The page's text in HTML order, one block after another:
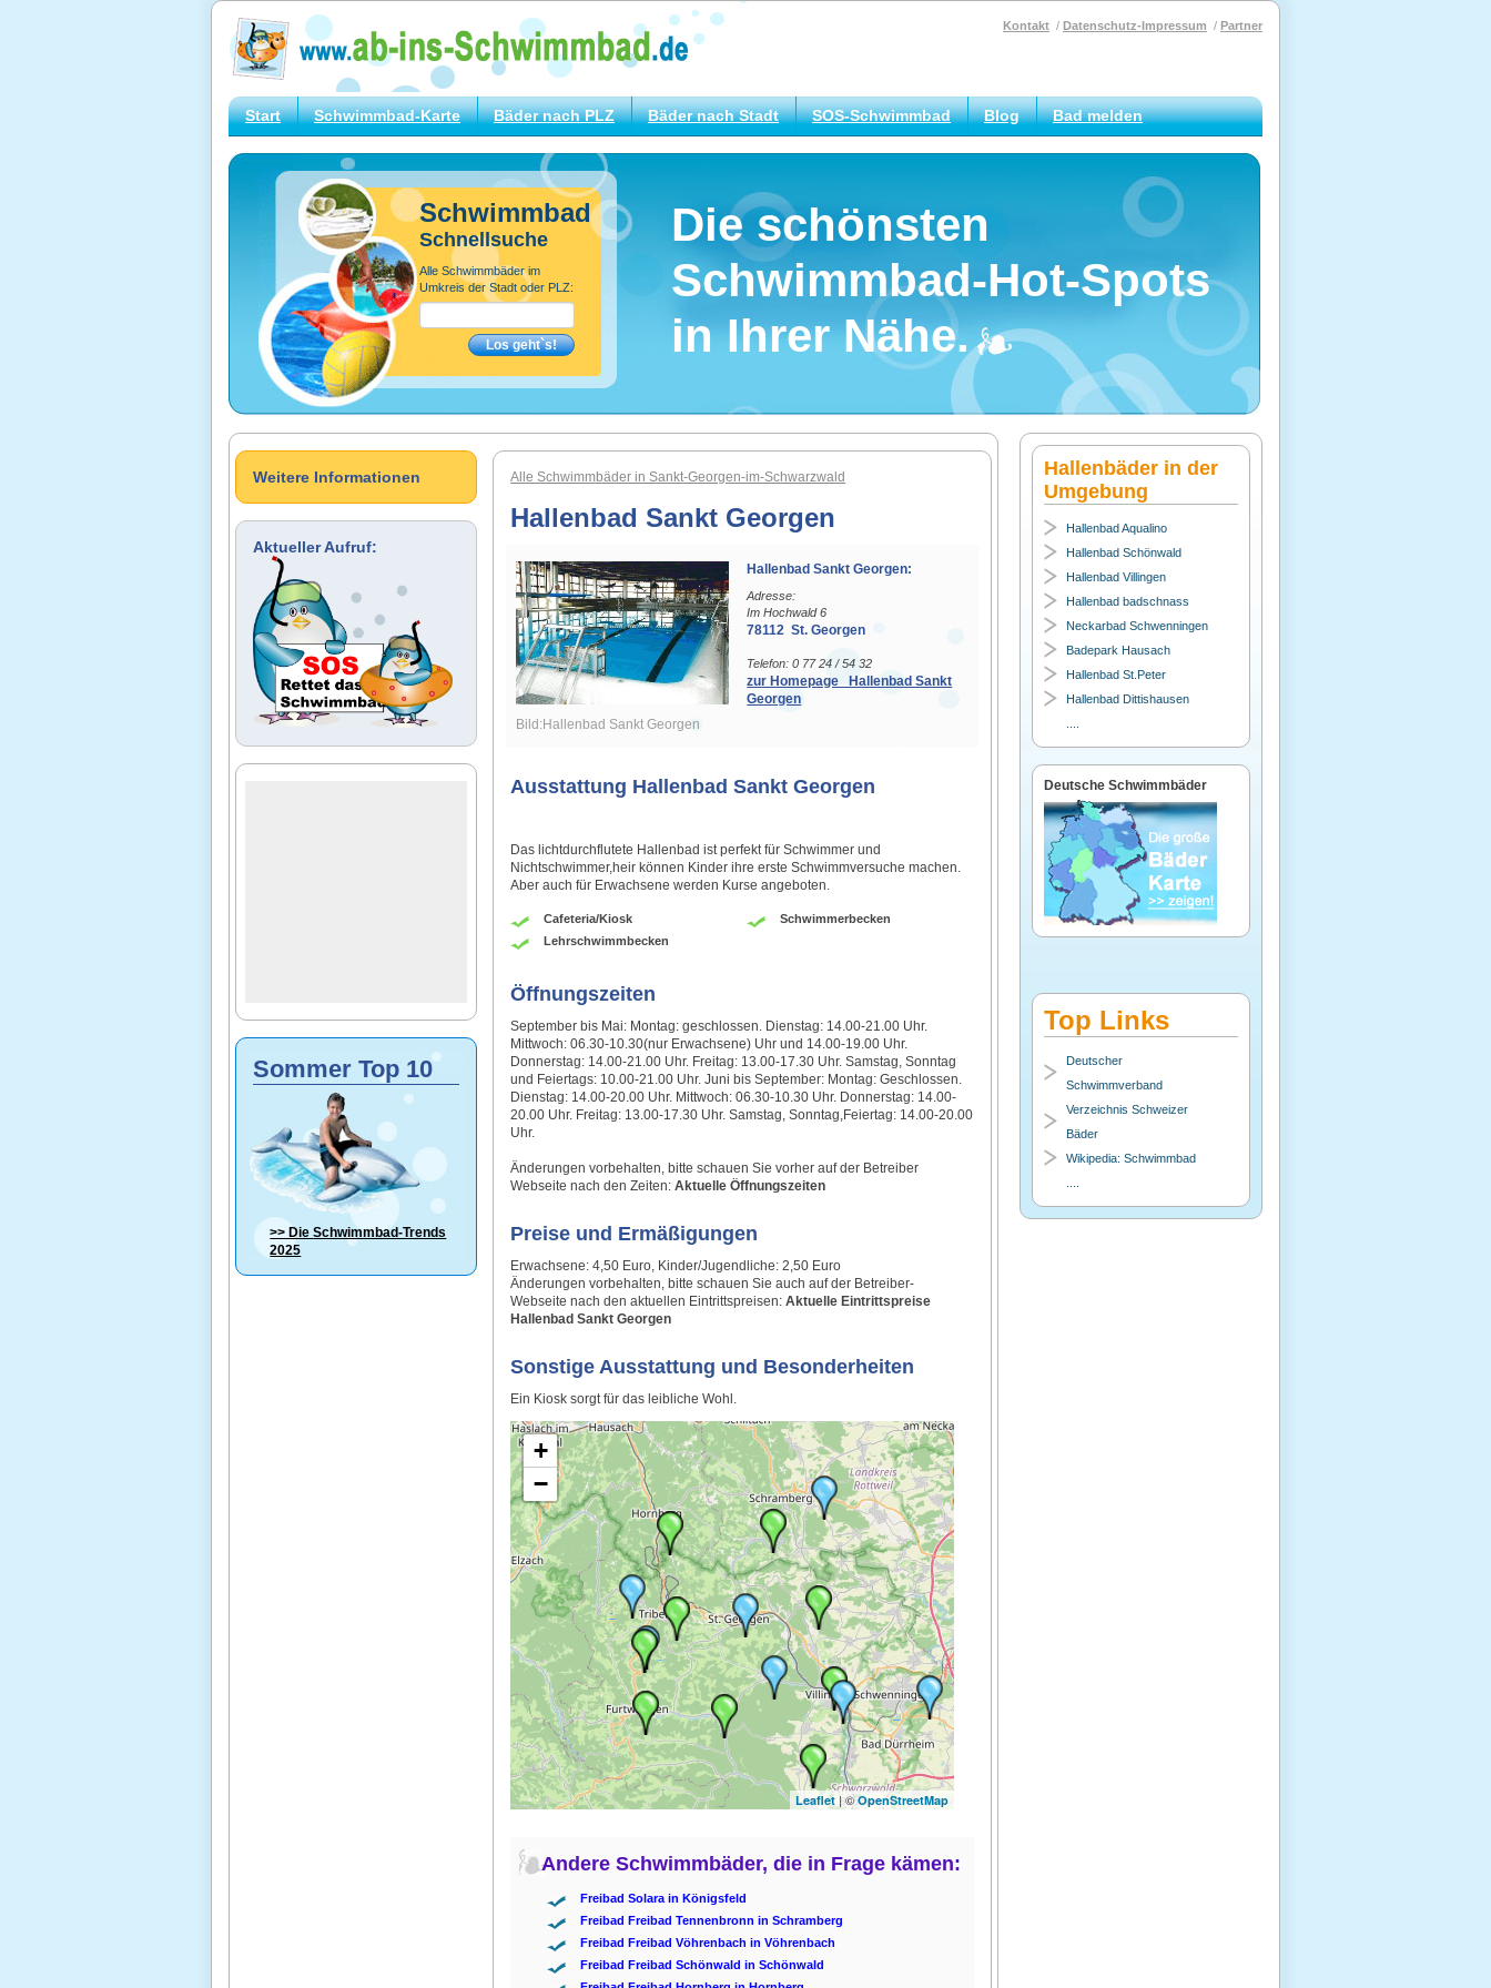
Kontakt Datenschutz-Impressum Partner
Start Schwimmbad-Karte Bäder nach PLZ Bäder nach Stadt SOS-Schwimmbad Blog Bad melden
Schwimmbad
Schnellsuche
Alle Schwimmbäder im
Umkreis der Stadt oder PLZ:
Die schönsten
Schwimmbad-Hot-Spots
in Ihrer Nähe.
Alle Schwimmbäder in Sankt-Georgen-im-Schwarzwald
Hallenbad Sankt Georgen
Bild:Hallenbad Sankt Georgen
Hallenbad Sankt Georgen:
Adresse:
Im Hochwald 6
78112 St. Georgen
Telefon: 0 77 24 / 54 32
zur Homepage Hallenbad Sankt
Georgen
Ausstattung Hallenbad Sankt Georgen
Das lichtdurchflutete Hallenbad ist perfekt für Schwimmer und
Nichtschwimmer,heir können Kinder ihre erste Schwimmversuche machen.
Aber auch für Erwachsene werden Kurse angeboten.
Cafeteria/Kiosk
Lehrschwimmbecken
Schwimmerbecken
Öffnungszeiten
September bis Mai: Montag: geschlossen. Dienstag: 14.00-21.00 Uhr.
Mittwoch: 06.30-10.30(nur Erwachsene) Uhr und 14.00-19.00 Uhr.
Donnerstag: 14.00-21.00 Uhr. Freitag: 13.00-17.30 Uhr. Samstag, Sonntag
und Feiertags: 10.00-21.00 Uhr. Juni bis September: Montag: Geschlossen.
Dienstag: 14.00-20.00 Uhr. Mittwoch: 06.30-10.30 Uhr. Donnerstag: 14.00-
20.00 Uhr. Freitag: 13.00-17.30 Uhr. Samstag, Sonntag,Feiertag: 14.00-20.00
Uhr.
Änderungen vorbehalten, bitte schauen Sie vorher auf der Betreiber
Webseite nach den Zeiten:Aktuelle Öffnungszeiten
Preise und Ermäßigungen
Erwachsene: 4,50 Euro, Kinder/Jugendliche: 2,50 Euro
Änderungen vorbehalten, bitte schauen Sie auch auf der Betreiber-
Webseite nach den aktuellen Eintrittspreisen:Aktuelle Eintrittspreise
Hallenbad Sankt Georgen
Sonstige Ausstattung und Besonderheiten
Ein Kiosk sorgt für das leibliche Wohl.
+
−
Leaflet | ©OpenStreetMap
Andere Schwimmbäder, die in Frage kämen:
Freibad Solara in Königsfeld
Freibad Freibad Tennenbronn in Schramberg
Freibad Freibad Vöhrenbach in Vöhrenbach
Freibad Freibad Schönwald in Schönwald
Weitere Informationen
Aktueller Aufruf:
Sommer Top 10
>> DieSchwimmbad-Trends
2025
Hallenbäder in der
Umgebung
Hallenbad Aqualino
Hallenbad Schönwald
Hallenbad Villingen
Hallenbad badschnass
Neckarbad Schwenningen
Badepark Hausach
Hallenbad St.Peter
Hallenbad Dittishausen
Deutsche Schwimmbäder
Top Links
Deutscher
Schwimmverband
Verzeichnis Schweizer
Bäder
Wikipedia: Schwimmbad